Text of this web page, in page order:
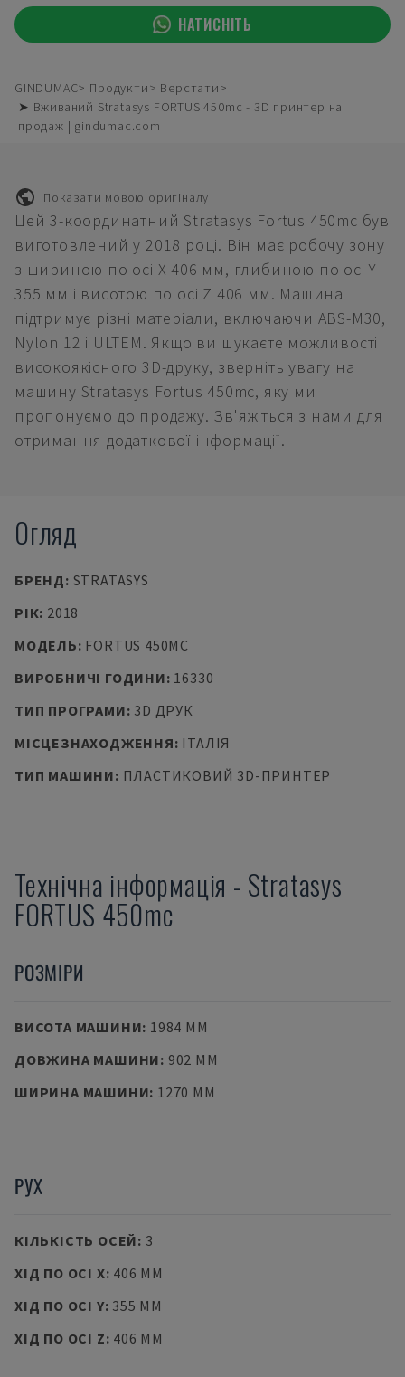
НАТИСНІТЬ
GINDUMAC Продукти
Верстати
➤ Вживаний Stratasys FORTUS 450mc - 3D принтер на
продаж | gindumac.com
Показати мовою оригіналу
Цей 3-координатний Stratasys Fortus 450mc був
виготовлений у 2018 році. Він має робочу зону
з шириною по осі X 406 мм, глибиною по осі Y
355 мм і висотою по осі Z 406 мм. Машина
підтримує різні матеріали, включаючи ABS-M30,
Nylon 12 і ULTEM. Якщо ви шукаєте можливості
високоякісного 3D-друку, зверніть увагу на
машину Stratasys Fortus 450mc, яку ми
пропонуємо до продажу. Зв'яжіться з нами для
отримання додаткової інформації.
Огляд
БРЕНД: STRATASYS
РІК: 2018
МОДЕЛЬ: FORTUS 450MC
ВИРОБНИЧІ ГОДИНИ: 16330
ТИП ПРОГРАМИ: 3D ДРУК
МІСЦЕЗНАХОДЖЕННЯ: ІТАЛІЯ
ТИП МАШИНИ: ПЛАСТИКОВИЙ 3D-ПРИНТЕР
Технічна інформація - Stratasys
FORTUS 450mc
РОЗМІРИ
ВИСОТА МАШИНИ: 1984 MM
ДОВЖИНА МАШИНИ: 902 MM
ШИРИНА МАШИНИ: 1270 MM
РУХ
КІЛЬКІСТЬ ОСЕЙ: 3
ХІД ПО ОСІ X: 406 MM
ХІД ПО ОСІ Y: 355 MM
ХІД ПО ОСІ Z: 406 MM